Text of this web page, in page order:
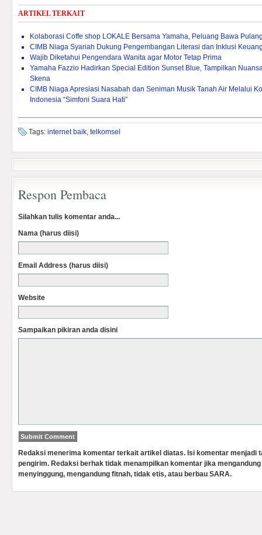
ARTIKEL TERKAIT
Kolaborasi Coffe shop LOKALE Bersama Yamaha, Peluang Bawa
CIMB Niaga Syariah Dukung Pengembangan Literasi dan Inklusi
Wajib Diketahui Pengendara Wanita agar Motor Tetap Prima
Yamaha Fazzio Hadirkan Special Edition Sunset Blue, Tampilkan
Skena
CIMB Niaga Apresiasi Nasabah dan Seniman Musik Tanah Air Melalui
Indonesia “Simfoni Suara Hati”
Tags: internet baik, telkomsel
Respon Pembaca
Silahkan tulis komentar anda...
Nama (harus diisi)
Email Address (harus diisi)
Website
Sampaikan pikiran anda disini
Redaksi menerima komentar terkait artikel diatas. Isi komentar menjadi
pengirim. Redaksi berhak tidak menampilkan komentar jika
menyinggung, mengandung fitnah, tidak etis, atau berbau SARA.